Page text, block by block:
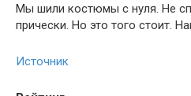
Мы шили костюмы с нуля. Не
прически. Но это того стоит.
Источник